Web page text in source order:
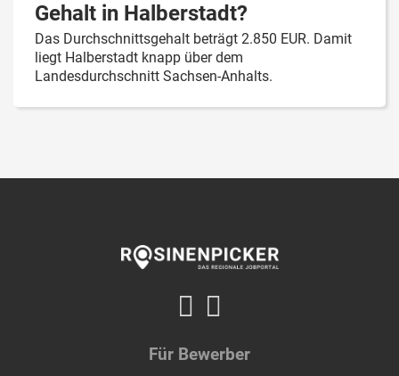
Gehalt in Halberstadt?
Das Durchschnittsgehalt beträgt 2.850 EUR. Damit
liegt Halberstadt knapp über dem
Landesdurchschnitt Sachsen-Anhalts.
Für Bewerber